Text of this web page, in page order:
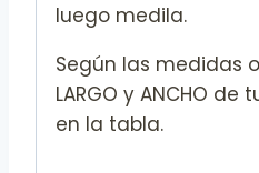
luego medila.
Según las medidas
LARGO y ANCHO
en la tabla.